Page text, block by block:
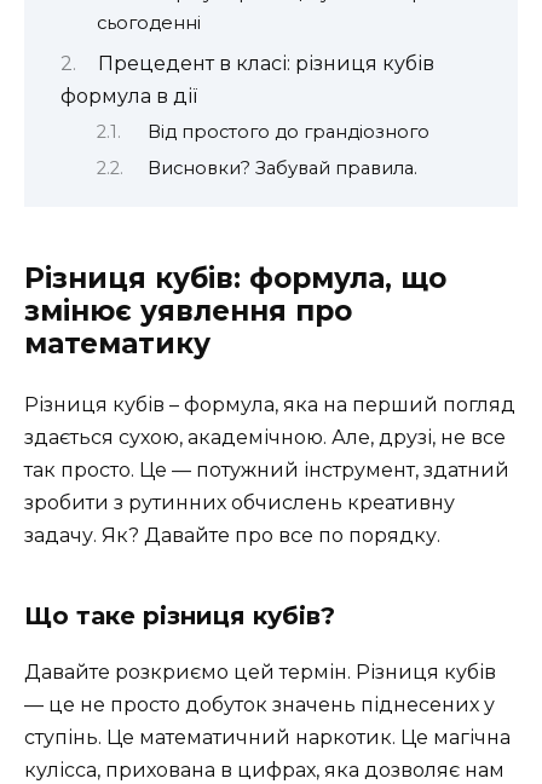
сьогоденні
Прецедент в класі: різниця кубів
формула в дії
Від простого до грандіозного
Висновки? Забувай правила.
Різниця кубів: формула, що
змінює уявлення про
математику
Різниця кубів – формула, яка на перший погляд
здається сухою, академічною. Але, друзі, не все
так просто. Це — потужний інструмент, здатний
зробити з рутинних обчислень креативну
задачу. Як? Давайте про все по порядку.
Що таке різниця кубів?
Давайте розкриємо цей термін. Різниця кубів
— це не просто добуток значень піднесених у
ступінь. Це математичний наркотик. Це магічна
кулісса, прихована в цифрах, яка дозволяє нам